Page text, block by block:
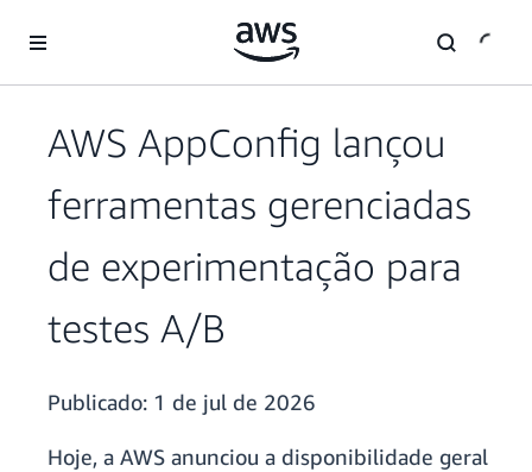
Pular para o conteúdo principal
AWS AppConfig lançou
ferramentas gerenciadas
de experimentação para
testes A/B
Publicado: 1 de jul de 2026
Hoje, a AWS anunciou a disponibilidade geral